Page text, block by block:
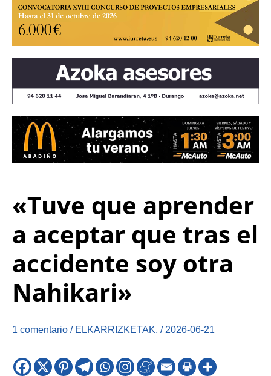
«Tuve que aprender
a aceptar que tras el
accidente soy otra
Nahikari»
1 comentario / ELKARRIZKETAK, / 2026-06-21